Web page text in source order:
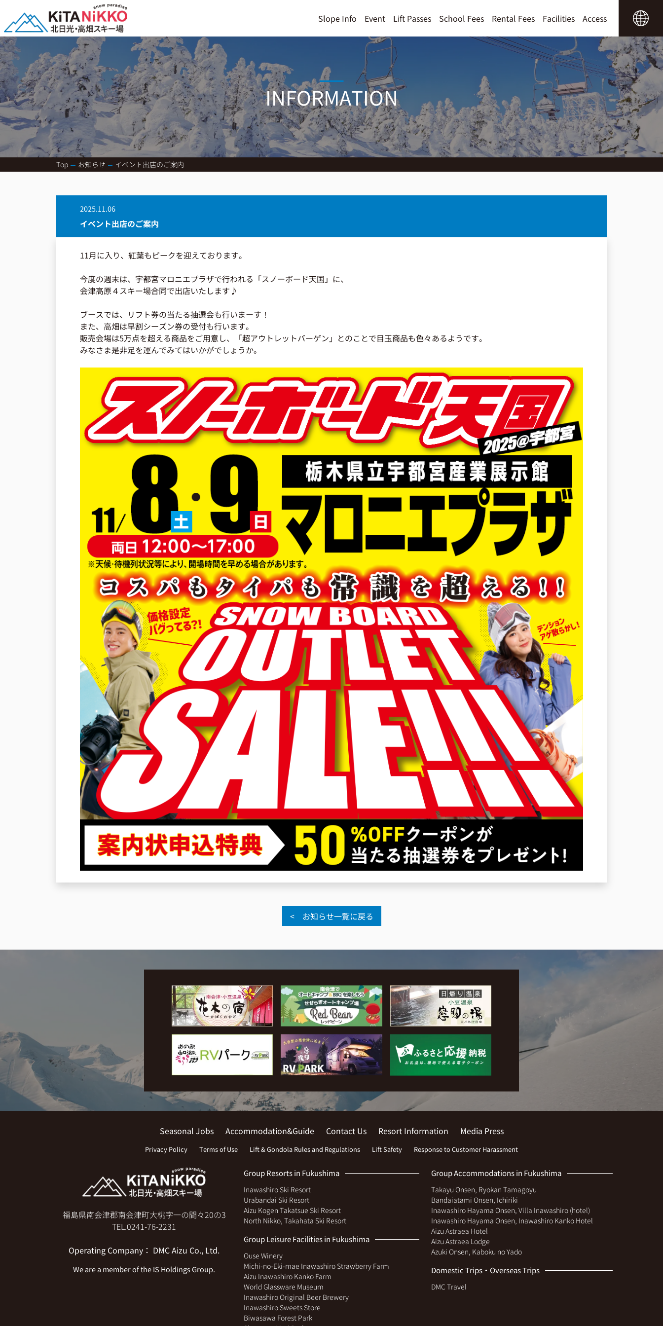
Slope Info Event Lift Passes School Fees Rental Fees Facilities Access
INFORMATION
Top お知らせ イベント出店のご案内
2025.11.06
イベント出店のご案内
11月に入り、紅葉もピークを迎えております。
今度の週末は、宇都宮マロニエプラザで行われる「スノーボード天国」に、
会津高原４スキー場合同で出店いたします♪
ブースでは、リフト券の当たる抽選会も行いまーす！
また、高畑は早割シーズン券の受付も行います。
販売会場は5万点を超える商品をご用意し、「超アウトレットバーゲン」とのことで目玉商品も色々あるようです。
みなさま是非足を運んでみてはいかがでしょうか。
< お知らせ一覧に戻る
Seasonal Jobs Accommodation&Guide Contact Us Resort Information Media Press
Privacy Policy Terms of Use Lift & Gondola Rules and Regulations Lift Safety Response to Customer Harassment
福島県南会津郡南会津町大桃字一の間々20の3
TEL.0241-76-2231
Operating Company ： DMC Aizu Co., Ltd.
We are a member of theIS HoldingsGroup.
Group Resorts in Fukushima
Inawashiro Ski Resort
Urabandai Ski Resort
Aizu Kogen Takatsue Ski Resort
North Nikko, Takahata Ski Resort
Group Leisure Facilities in Fukushima
Ouse Winery
Michi-no-Eki-mae Inawashiro Strawberry Farm
Aizu Inawashiro Kanko Farm
World Glassware Museum
Inawashiro Original Beer Brewery
Inawashiro Sweets Store
Biwasawa Forest Park
Group Accommodations in Fukushima
Takayu Onsen, Ryokan Tamagoyu
Bandaiatami Onsen, Ichiriki
Inawashiro Hayama Onsen, Villa Inawashiro (hotel)
Inawashiro Hayama Onsen, Inawashiro Kanko Hotel
Aizu Astraea Hotel
Aizu Astraea Lodge
Azuki Onsen, Kaboku no Yado
Domestic Trips・Overseas Trips
DMC Travel